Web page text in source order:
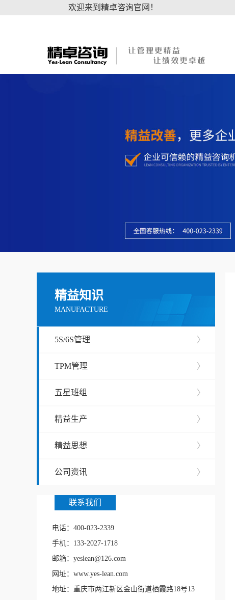
欢迎来到精卓咨询官网！
精益知识
MANUFACTURE
5S/6S管理 〉
TPM管理 〉
五星班组 〉
精益生产 〉
精益思想 〉
公司资讯 〉
联系我们
电话：400-023-2339
手机：133-2027-1718
邮箱：yeslean@126.com
网址：www.yes-lean.com
地址：重庆市两江新区金山街道栖霞路18号13